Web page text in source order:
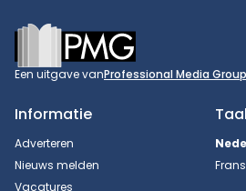
Footer
Een uitgave vanProfessional Media Group
Informatie
Adverteren
Nieuws melden
Vacatures
Taal
Frans